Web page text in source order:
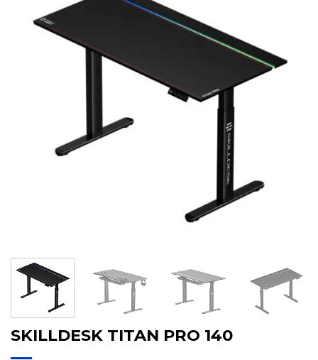
SKILLDESK TITAN PRO 140